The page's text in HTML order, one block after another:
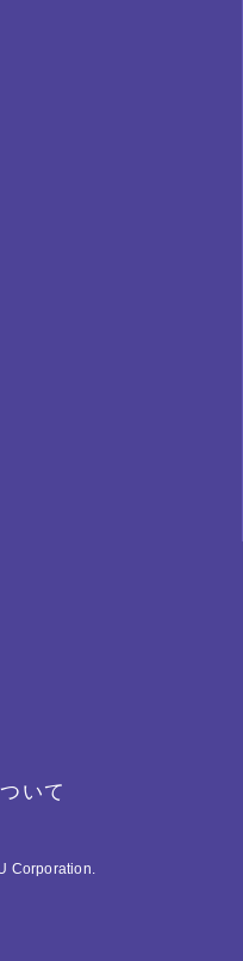
いて
Corporation.